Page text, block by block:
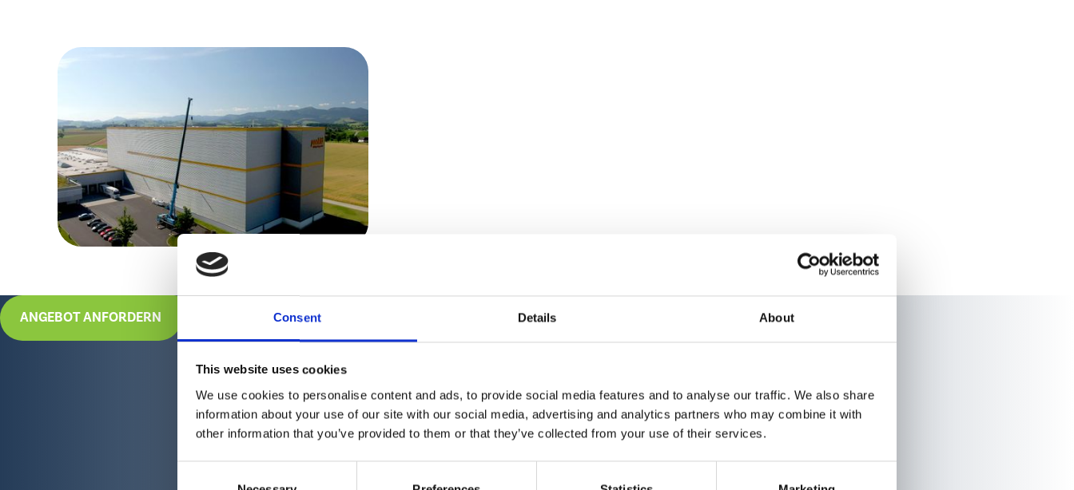
Consent Details About
This website uses cookies
We use cookies to personalise content and ads, to provide social media features and to analyse our traffic. We also share
information about your use of our site with our social media, advertising and analytics partners who may combine it with
other information that you’ve provided to them or that they’ve collected from your use of their services.
ANGEBOT ANFORDERN